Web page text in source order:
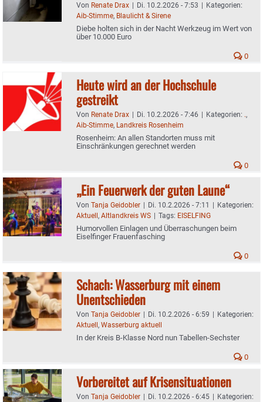
Von Renate Drax | Di. 10.2.2026 - 7:53 | Kategorien:
Aib-Stimme, Blaulicht & Sirene
Diebe holten sich in der Nacht Werkzeug im Wert von
über 10.000 Euro
0
Heute wird an der Hochschule
gestreikt
Von Renate Drax | Di. 10.2.2026 - 7:46 | Kategorien: .,
Aib-Stimme, Landkreis Rosenheim
Rosenheim: An allen Standorten muss mit
Einschränkungen gerechnet werden
0
„Ein Feuerwerk der guten Laune“
Von Tanja Geidobler | Di. 10.2.2026 - 7:11 | Kategorien:
Aktuell, Altlandkreis WS | Tags: EISELFING
Humorvollen Einlagen und Überraschungen beim
Eiselfinger Frauenfasching
0
Schach: Wasserburg mit einem
Unentschieden
Von Tanja Geidobler | Di. 10.2.2026 - 6:59 | Kategorien:
Aktuell, Wasserburg aktuell
In der Kreis B-Klasse Nord nun Tabellen-Sechster
0
Vorbereitet auf Krisensituationen
Von Tanja Geidobler | Di. 10.2.2026 - 6:45 | Kategorien: